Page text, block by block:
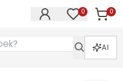
0 0
AI